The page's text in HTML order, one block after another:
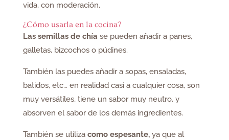
vida, con moderación.
¿Cómo usarla en la cocina?
Las semillas de chía se pueden añadir a panes,
galletas, bizcochos o púdines.
También las puedes añadir a sopas, ensaladas,
batidos, etc… en realidad casi a cualquier cosa, son
muy versátiles, tiene un sabor muy neutro, y
absorven el sabor de los demás ingredientes.
También se utiliza como espesante,ya que al